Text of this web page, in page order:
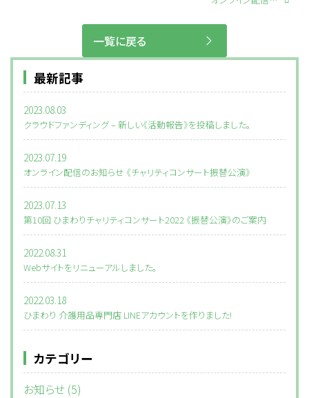
一覧に戻る
最新記事
2023.08.03
クラウドファンディング – 新しい《活動報告》を投稿しました。
2023.07.19
オンライン配信のお知らせ 《チャリティコンサート振替公演》
2023.07.13
第10回 ひまわりチャリティコンサート2022 《振替公演》のご案内
2022.08.31
Webサイトをリニューアルしました。
2022.03.18
ひまわり 介護用品専門店 LINEアカウントを作りました!
カテゴリー
お知らせ (5)